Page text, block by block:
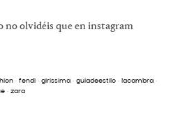
no olvidéis que en instagram
· fendi · girissima · guiadeestilo · lacambra ·
· zara